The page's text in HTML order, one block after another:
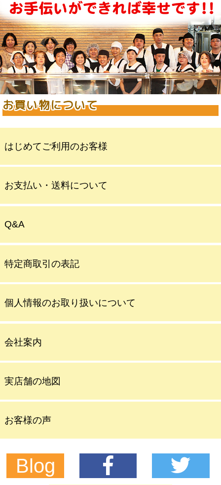
お買い物について
はじめてご利用のお客様
お支払い・送料について
Q&A
特定商取引の表記
個人情報のお取り扱いについて
会社案内
実店舗の地図
お客様の声
Blog